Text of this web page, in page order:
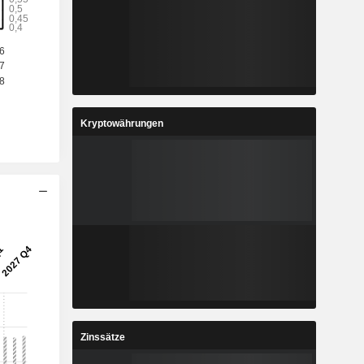
4,271
15.452.017
Kryptowährungen
Zinssätze